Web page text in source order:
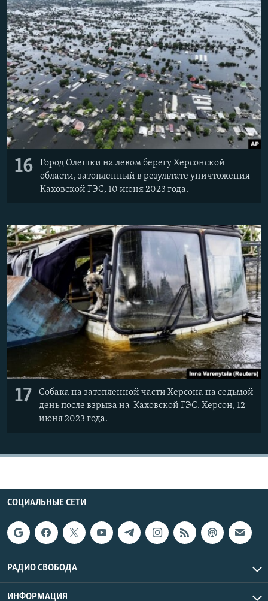
16
Город Олешки на левом берегу Херсонской
области, затопленный в результате уничтожения
Каховской ГЭС, 10 июня 2023 года.
17
Собака на затопленной части Херсона на седьмой
день после взрыва на Каховской ГЭС. Херсон, 12
июня 2023 года.
СОЦИАЛЬНЫЕ СЕТИ
РАДИО СВОБОДА
ИНФОРМАЦИЯ